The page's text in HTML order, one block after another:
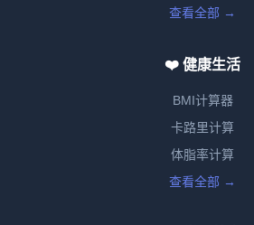
查看全部 →
❤️ 健康生活
BMI计算器
卡路里计算
体脂率计算
查看全部 →